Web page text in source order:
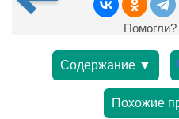
Содержание ▼
Похожие